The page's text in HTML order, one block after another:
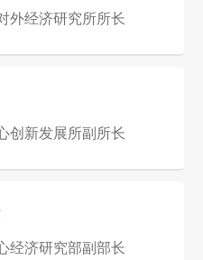
外经济研究所所长
创新发展所副所长
经济研究部副部长